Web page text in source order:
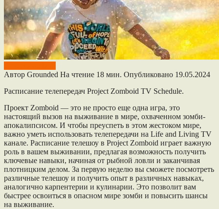
Автор Grounded На чтение 18 мин. Опубликовано 19.05.2024
Расписание телепередач Project Zomboid TV Schedule.
Проект Zomboid — это не просто еще одна игра, это
настоящий вызов на выживание в мире, охваченном зомби-
апокалипсисом. И чтобы преуспеть в этом жестоком мире,
важно уметь использовать телепередачи на Life and Living TV
канале. Расписание телешоу в Project Zomboid играет важную
роль в вашем выживании, предлагая возможность получить
ключевые навыки, начиная от рыбной ловли и заканчивая
плотницким делом. За первую неделю вы сможете посмотреть
различные телешоу и получить опыт в различных навыках,
аналогично карпентерии и кулинарии. Это позволит вам
быстрее освоиться в опасном мире зомби и повысить шансы
на выживание.